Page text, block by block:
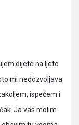
dijete na ljeto
mi nedozvoljava
ispečem i
Ja vas molim